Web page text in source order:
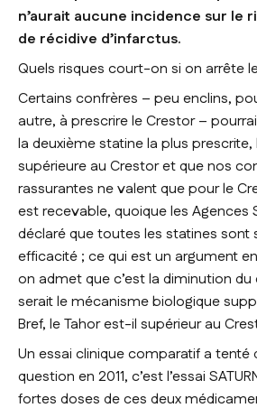
n’aurait aucune incidence sur le
de récidive d’infarctus.
Quels risques court-on si on arrête
Certains confrères – peu enclins,
autre, à prescrire le Crestor –
la deuxième statine la plus prescrite,
supérieure au Crestor et que nos
rassurantes ne valent que pour le
est recevable, quoique les Agences
déclaré que toutes les statines sont
efficacité ; ce qui est un argument
on admet que c’est la diminution
serait le mécanisme biologique
Bref, le Tahor est-il supérieur au
Un essai clinique comparatif a
question en 2011, c’est l’essai
fortes doses de ces deux